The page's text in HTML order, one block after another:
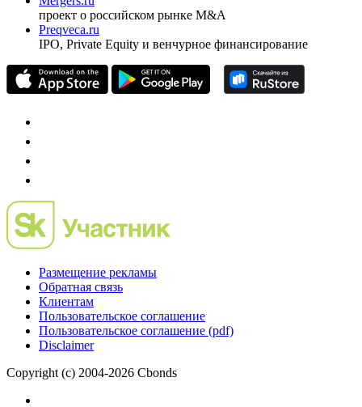
Investfunds
универсальный ресурс по фондовому рынку для
частного инвестора России
проект о российском рынке M&A
Preqveca.ru
Размещение рекламы
Обратная связь
Пользовательское соглашение